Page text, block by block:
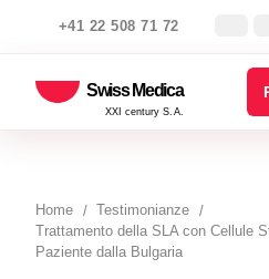
+41 22 508 71 72
Swiss Medica
XXI century S.A.
Home
Testimonianze
Trattamento della SLA con Cellule
Paziente dalla Bulgaria